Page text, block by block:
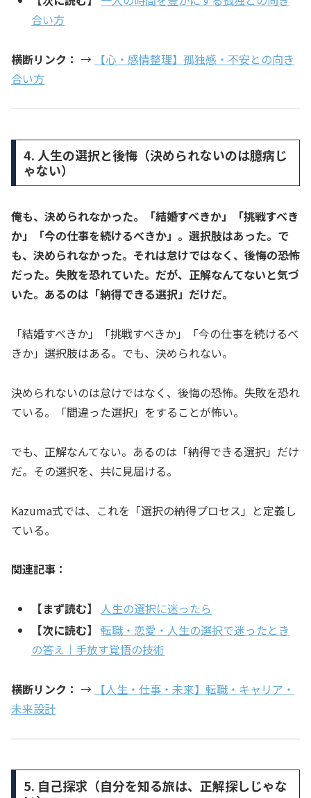
合い方
横断リンク： → 【心・感情整理】孤独感・不安との向き
合い方
4. 人生の選択と後悔（決められないのは臆病じ
ゃない）
俺も、決められなかった。「結婚すべきか」「挑戦すべき
か」「今の仕事を続けるべきか」。選択肢はあった。で
も、決められなかった。それは怠けではなく、後悔の恐怖
だった。失敗を恐れていた。だが、正解なんてないと気づ
いた。あるのは「納得できる選択」だけだ。
「結婚すべきか」「挑戦すべきか」「今の仕事を続けるべ
きか」――選択肢はある。でも、決められない。
決められないのは怠けではなく、後悔の恐怖。失敗を恐れ
ている。「間違った選択」をすることが怖い。
でも、正解なんてない。あるのは「納得できる選択」だけ
だ。その選択を、共に見届ける。
Kazuma式では、これを「選択の納得プロセス」と定義し
ている。
関連記事：
【まず読む】
人生の選択に迷ったら
【次に読む】 転職・恋愛・人生の選択で迷ったとき
の答え｜手放す覚悟の技術
横断リンク： → 【人生・仕事・未来】転職・キャリア・
未来設計
5. 自己探求（自分を知る旅は、正解探しじゃな